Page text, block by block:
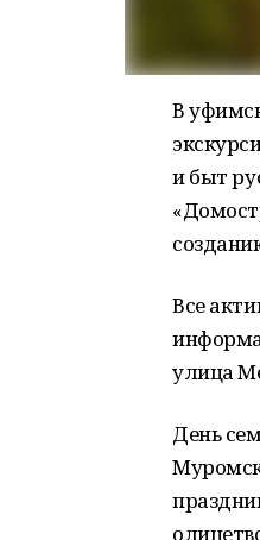
В
и быт
Все
улица
День